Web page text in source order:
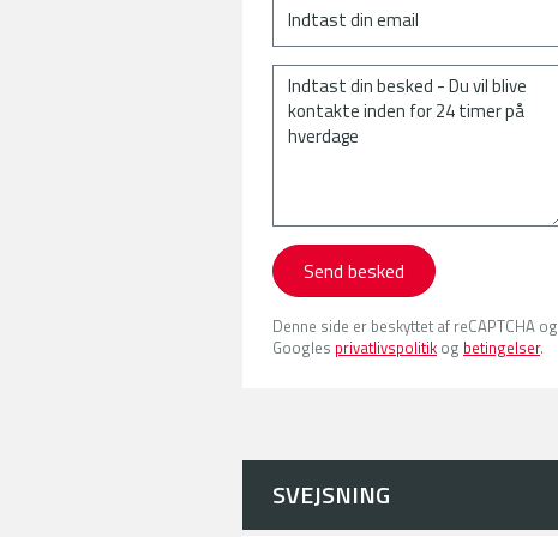
Send besked
Denne side er beskyttet af reCAPTCHA og
Googles privatlivspolitik og betingelser.
SVEJSNING